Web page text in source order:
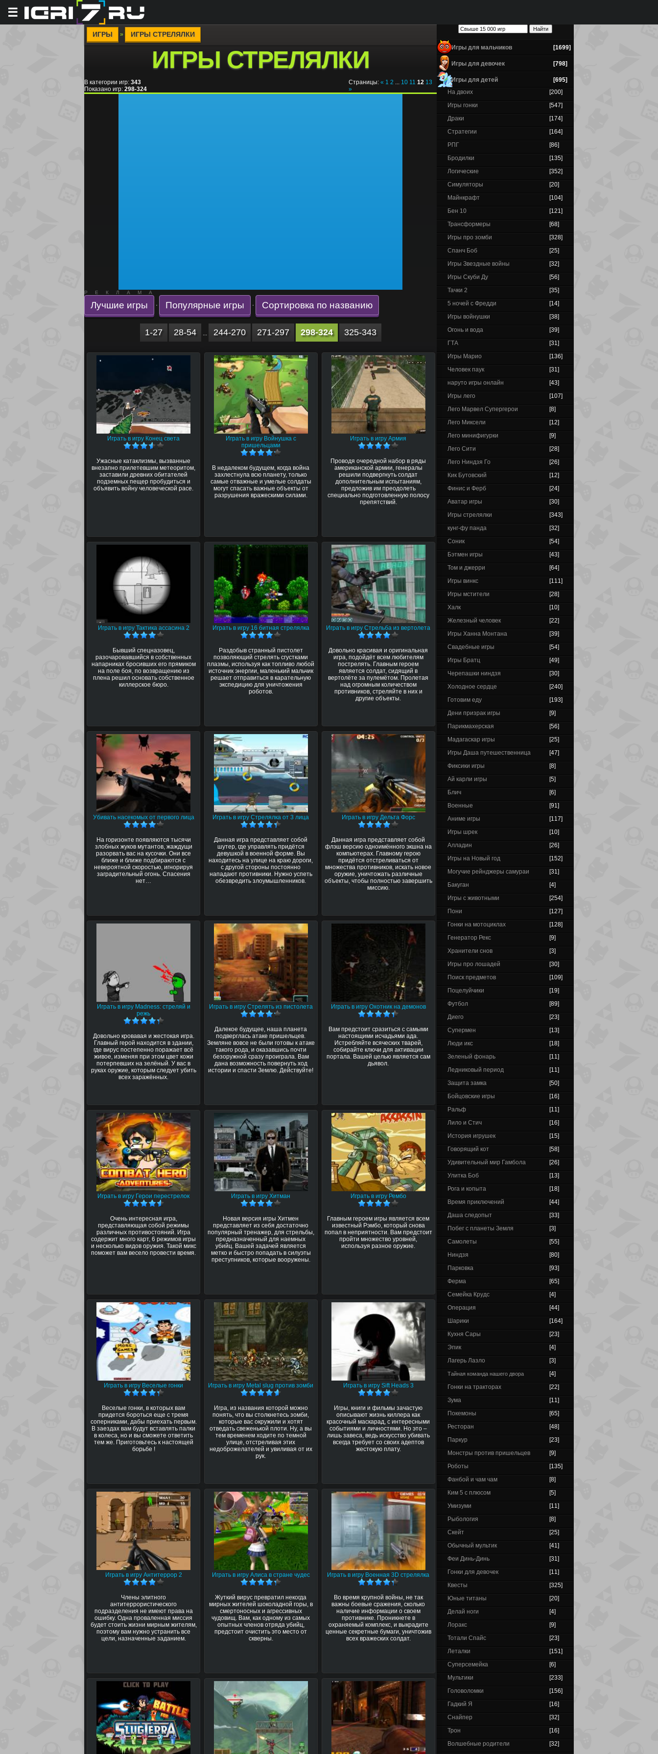
☰
ИГРЫ » ИГРЫ СТРЕЛЯЛКИ
ИГРЫ СТРЕЛЯЛКИ
В категории игр: 343
Показано игр: 298-324
Страницы: « 1 2 ... 10 11 12 13
»
РЕКЛАМА
Лучшие игры · Популярные игры · Сортировка по названию
1-27 28-54 ... 244-270 271-297 298-324 325-343
Играть в игру Конец света
Ужасные катаклизмы, вызванные
внезапно прилетевшим метеоритом,
заставили древних обитателей
подземных пещер пробудиться и
объявить войну человеческой расе.
Играть в игру Войнушка с
пришельцами
В недалеком будущем, когда война
захлестнула всю планету, только
самые отважные и умелые солдаты
могут спасать важные объекты от
разрушения вражескими силами.
Играть в игру Армия
Проводя очередной набор в ряды
американской армии, генералы
решили подвергнуть солдат
дополнительным испытаниям,
предложив им преодолеть
специально подготовленную полосу
препятствий.
Играть в игру Тактика ассасина 2
Бывший спецназовец,
разочаровавшийся в собственных
напарниках бросивших его прямиком
на поле боя, по возвращению из
плена решил основать собственное
киллерское бюро.
Играть в игру 16 битная стрелялка
Раздобыв странный пистолет
позволяющий стрелять сгустками
плазмы, используя как топливо любой
источник энергии, маленький мальчик
решает отправиться в карательную
экспедицию для уничтожения
роботов.
Играть в игру Стрельба из вертолета
Довольно красивая и оригинальная
игра, подойдёт всем любителям
пострелять. Главным героем
является солдат, сидящий в
вертолёте за пулемётом. Пролетая
над огромным количеством
противников, стреляйте в них и
другие объекты.
Убивать насекомых от первого лица
На горизонте появляются тысячи
злобных жуков мутантов, жаждущи
разорвать вас на кусочки. Они все
ближе и ближе подбираются с
невероятной скоростью, игнорируя
заградительный огонь. Спасения
нет…
Играть в игру Стрелялка от 3 лица
Данная игра представляет собой
шутер, где управлять придётся
девушкой в военной форме. Вы
находитесь на улице на краю дороги,
с другой стороны постоянно
нападают противники. Нужно успеть
обезвредить злоумышленников.
Играть в игру Дельта Форс
Данная игра представляет собой
флэш версию одноимённого экшна на
компьютерах. Главному герою
придётся отстреливаться от
множества противников, искать новое
оружие, уничтожать различные
объекты, чтобы полностью завершить
миссию.
Играть в игру Madness: стреляй и
режь
Довольно кровавая и жестокая игра.
Главный герой находится в здании,
где вирус постепенно поражает всё
живое, изменяя при этом цвет кожи
потерпевших на зелёный. У вас в
руках оружие, которым следует убить
всех заражённых.
Играть в игру Стрелять из пистолета
Далекое будущее, наша планета
подверглась атаке пришельцев.
Земляне вовсе не были готовы к атаке
такого рода, и оказавшись почти
безоружной сразу проиграла. Вам
дана возможность повернуть ход
истории и спасти Землю. Действуйте!
Играть в игру Охотник на демонов
Вам предстоит сразиться с самыми
настоящими исчадьями ада.
Истребляйте всяческих тварей,
собирайте ключи для активации
портала. Вашей целью является сам
дьявол.
Играть в игру Герои перестрелок
Очень интересная игра,
представляющая собой режимы
различных противостояний. Игра
содержит много карт, 6 режимов игры
и несколько видов оружия. Такой микс
поможет вам весело провести время.
Играть в игру Хитман
Новая версия игры Хитмен
представляет из себя достаточно
популярный тренажер, для стрельбы,
предназначенный для наемных
убийц. Вашей задачей является
метко и быстро попадать в силуэты
преступников, которые вооружены.
Играть в игру Рембо
Главным героем игры является всем
известный Рэмбо, который снова
попал в неприятности. Вам предстоит
пройти множество уровней,
используя разное оружие.
Играть в игру Веселые гонки
Веселые гонки, в которых вам
придется бороться еще с тремя
соперниками, дабы приехать первым.
В заездах вам будут вставлять палки
в колеса, но и вы сможете ответить
тем же. Приготовьтесь к настоящей
борьбе !
Играть в игру Metal slug против зомби
Игра, из названия которой можно
понять, что вы столкнетесь зомби,
которые вас окружили и хотят
отведать свеженькой плоти. Ну, а вы
тем временем ходите по темной
улице, отстреливая этих
недоброжелателей и увиливая от их
рук.
Играть в игру Sift Heads 3
Игры, книги и фильмы зачастую
описывают жизнь киллера как
красочный маскарад, с интересными
событиями и личностями. Но это –
лишь завеса, ведь искусство убивать
всегда требует со своих адептов
жестокую плату.
Играть в игру Антитеррор 2
Члены элитного
антитеррористического
подразделения не имеют права на
ошибку. Одна проваленная миссия
будет стоить жизни мирным жителям,
поэтому вам нужно устранить все
цели, назначенные заданием.
Играть в игру Алиса в стране чудес
Жуткий вирус превратил некогда
мирных жителей шоколадной горы, в
смертоносных и агрессивных
чудовищ. Вам, как одному из самых
опытных членов отряда убийц,
предстоит очистить это место от
скверны.
Играть в игру Военная 3D стрелялка
Во время крупной войны, не так
важны боевые сражения, сколько
наличие информации о своем
противнике. Проникнете в
охраняемый комплекс, и выкрадите
ценные секретные бумаги, уничтожив
всех вражеских солдат.
Игры для мальчиков [1699]
Игры для девочек [798]
Игры для детей
[695]
На двоих
[200]
Игры гонки
[547]
Драки
[174]
Стратегии
[164]
РПГ
[86]
Бродилки
[135]
Логические
[352]
Симуляторы
[20]
Майнкрафт
[104]
Бен 10
[121]
Трансформеры
[68]
Игры про зомби
[328]
Спанч Боб
[25]
Игры Звездные войны
[32]
Игры Скуби Ду
[56]
Тачки 2
[35]
5 ночей с Фредди
[14]
Игры войнушки
[38]
Огонь и вода
[39]
ГТА
[31]
Игры Марио
[136]
Человек паук
[31]
наруто игры онлайн
[43]
Игры лего
[107]
Лего Марвел Супергерои
[8]
Лего Миксели
[12]
Лего минифигурки
[9]
Лего Сити
[28]
Лего Ниндзя Го
[26]
Кик Бутовский
[12]
Финис и Ферб
[24]
Аватар игры
[30]
Игры стрелялки
[343]
кунг-фу панда
[32]
Соник
[54]
Бэтмен игры
[43]
Том и джерри
[64]
Игры винкс
[111]
Игры мстители
[28]
Халк
[10]
Железный человек
[22]
Игры Ханна Монтана
[39]
Свадебные игры
[54]
Игры Братц
[49]
Черепашки ниндзя
[30]
Холодное сердце
[240]
Готовим еду
[193]
Дени призрак игры
[9]
Парикмахерская
[56]
Мадагаскар игры
[25]
Игры Даша путешественница
[47]
Фиксики игры
[8]
Ай карли игры
[5]
Блич
[6]
Военные
[91]
Аниме игры
[117]
Игры шрек
[10]
Алладин
[26]
Игры на Новый год
[152]
Могучие рейнджеры самураи
[31]
Бакуган
[4]
Игры с животными
[254]
Пони
[127]
Гонки на мотоциклах
[128]
Генератор Рекс
[9]
Хранители снов
[3]
Игры про лошадей
[30]
Поиск предметов
[109]
Поцелуйчики
[19]
Футбол
[89]
Диего
[23]
Супермен
[13]
Люди икс
[18]
Зеленый фонарь
[11]
Ледниковый период
[11]
Защита замка
[50]
Бойцовские игры
[16]
Ральф
[11]
Лило и Стич
[16]
История игрушек
[15]
Говорящий кот
[58]
Удивительный мир Гамбола
[26]
Улитка Боб
[13]
Рога и копыта
[18]
Время приключений
[44]
Даша следопыт
[33]
Побег с планеты Земля
[3]
Самолеты
[55]
Ниндзя
[80]
Парковка
[93]
Ферма
[65]
Семейка Крудс
[4]
Операция
[44]
Шарики
[164]
Кухня Сары
[23]
Эпик
[4]
Лагерь Лазло
[3]
Тайная команда нашего двора
[4]
Гонки на тракторах
[22]
Зума
[11]
Покемоны
[65]
Ресторан
[48]
Паркур
[23]
Монстры против пришельцев
[9]
Роботы
[135]
Фанбой и чам чам
[8]
Ким 5 с плюсом
[5]
Умизуми
[11]
Рыбология
[8]
Скейт
[25]
Обычный мультик
[41]
Феи Динь-Динь
[31]
Гонки для девочек
[11]
Квесты
[325]
Юные титаны
[20]
Делай ноги
[4]
Лоракс
[9]
Тотали Спайс
[23]
Леталки
[151]
Суперсемейка
[6]
Мультики
[233]
Головоломки
[156]
Гадкий Я
[16]
Снайпер
[32]
Трон
[16]
Волшебные родители
[32]